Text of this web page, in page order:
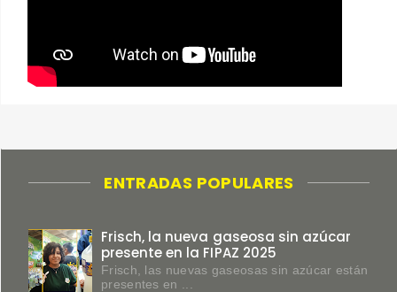
ENTRADAS POPULARES
Frisch, la nueva gaseosa sin azúcar
presente en la FIPAZ 2025
Frisch, las nuevas gaseosas sin azúcar están
presentes en ...